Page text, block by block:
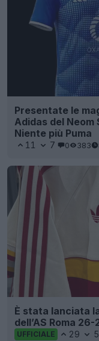
Presentate le
Adidas del
Niente più Puma
11 7 0 383
È stata lanciata
dell’AS Roma 26-
UFFICIALE 29 5